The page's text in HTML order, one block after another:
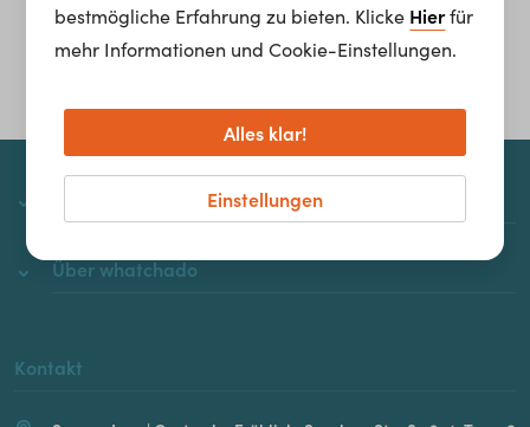
Über whatchado
Kontakt
bestmögliche Erfahrung zu bieten. Klicke Hierfür
mehr Informationen und Cookie-Einstellungen.
Einstellungen
Alles klar!